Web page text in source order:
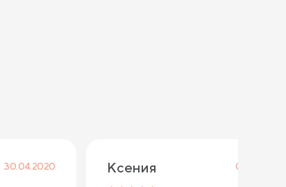
30.04.2020 Ксения 01.06.2019